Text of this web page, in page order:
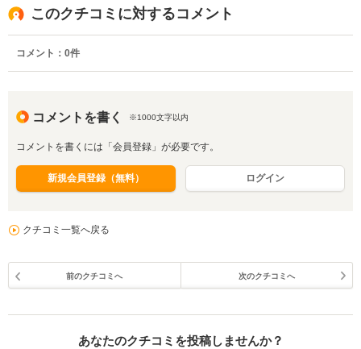
このクチコミに対するコメント
コメント： 0件
コメントを書く ※1000文字以内
コメントを書くには「会員登録」が必要です。
新規会員登録（無料） ログイン
クチコミ一覧へ戻る
前のクチコミへ 次のクチコミへ
あなたのクチコミを投稿しませんか？